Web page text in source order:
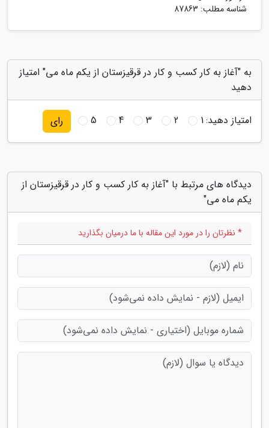
شناسه مطلب: 87863
به "آغاز به کار کسب و کار در قرقیزستان از یکم ماه می" امتیاز
دهید
امتیاز دهید:1
2
3
4
5 رای
دیدگاه های مرتبط با "آغاز به کار کسب و کار در قرقیزستان از
یکم ماه می"
* نظرتان را در مورد این مقاله با ما درمیان بگذارید